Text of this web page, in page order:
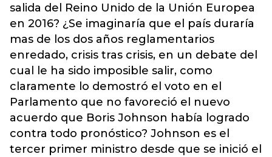
salida del Reino Unido de la Unión Europea
en 2016? ¿Se imaginaría que el país duraría
mas de los dos años reglamentarios
enredado, crisis tras crisis, en un debate del
cual le ha sido imposible salir, como
claramente lo demostró el voto en el
Parlamento que no favoreció el nuevo
acuerdo que Boris Johnson había logrado
contra todo pronóstico? Johnson es el
tercer primer ministro desde que se inició el